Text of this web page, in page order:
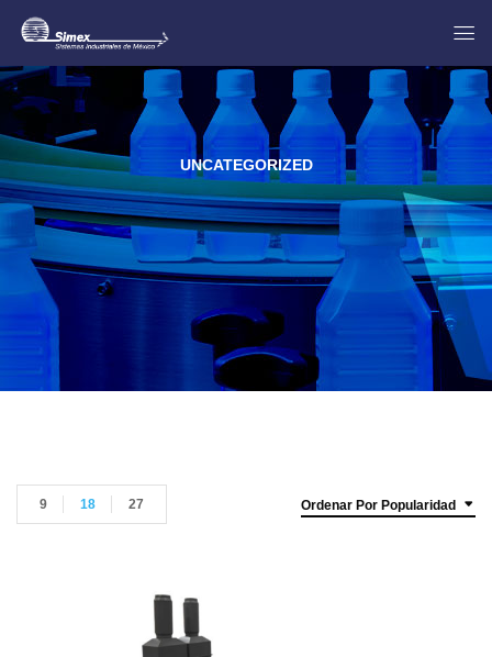
UNCATEGORIZED
Ordenar Por Popularidad
9 18 27